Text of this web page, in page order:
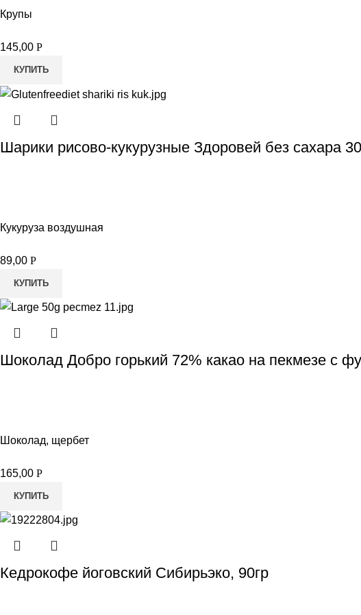
Крупы
145,00 Р
КУПИТЬ
Шарики рисово-кукурузные Здоровей без сахара
Кукуруза воздушная
89,00 Р
КУПИТЬ
Шоколад Добро горький 72% какао на пекмезе с
Шоколад, щербет
165,00 Р
КУПИТЬ
Кедрокофе йоговский Сибирьэко, 90гр